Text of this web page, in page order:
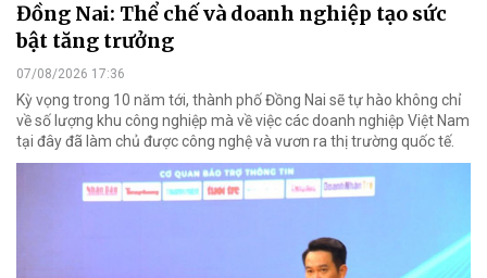
Đồng Nai: Thể chế và doanh nghiệp tạo sức
bật tăng trưởng
07/08/2026 17:36
Kỳ vọng trong 10 năm tới, thành phố Đồng Nai sẽ tự hào không chỉ
về số lượng khu công nghiệp mà về việc các doanh nghiệp Việt Nam
tại đây đã làm chủ được công nghệ và vươn ra thị trường quốc tế.